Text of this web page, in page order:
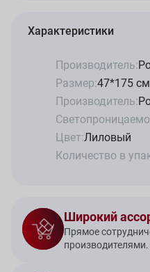
Характеристики
Производитель:
Размер:47*175 см
Производитель:
Цвет:Лиловый
Количество в
Широкий
Прямое
производителями.